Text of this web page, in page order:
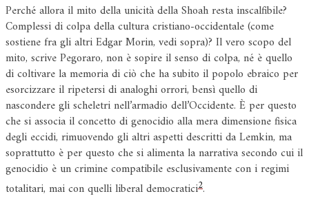
Perché allora il mito della unicità della Shoah resta inscalfibile?
Complessi di colpa della cultura cristiano-occidentale (come
sostiene fra gli altri Edgar Morin, vedi sopra)? Il vero scopo del
mito, scrive Pegoraro, non è sopire il senso di colpa, né è quello
di coltivare la memoria di ciò che ha subito il popolo ebraico per
esorcizzare il ripetersi di analoghi orrori, bensì quello di
nascondere gli scheletri nell’armadio dell’Occidente. È per questo
che si associa il concetto di genocidio alla mera dimensione fisica
degli eccidi, rimuovendo gli altri aspetti descritti da Lemkin, ma
soprattutto è per questo che si alimenta la narrativa secondo cui il
genocidio è un crimine compatibile esclusivamente con i regimi
totalitari, mai con quelli liberal democratici2.